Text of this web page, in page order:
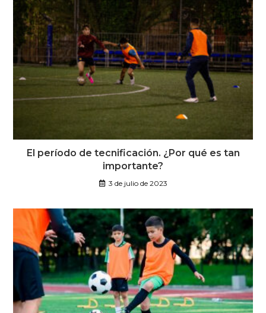
El período de tecnificación. ¿Por qué es tan
importante?
3 de julio de 2023